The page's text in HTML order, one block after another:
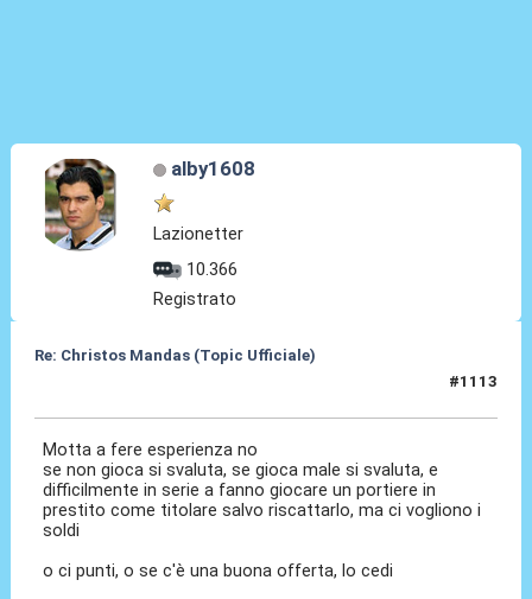
alby1608
Lazionetter
10.366
Registrato
Re: Christos Mandas (Topic Ufficiale)
#1113
Motta a fere esperienza no
se non gioca si svaluta, se gioca male si svaluta, e
difficilmente in serie a fanno giocare un portiere in
prestito come titolare salvo riscattarlo, ma ci vogliono i
soldi
o ci punti, o se c'è una buona offerta, lo cedi